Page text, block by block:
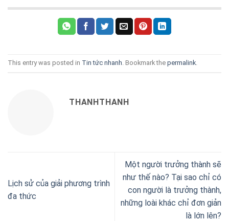
This entry was posted in Tin tức nhanh . Bookmark the permalink
THANHTHANH
Lịch sử của giải phương trình
đa thức
Một người trưởng thành sẽ
như thế nào? Tại sao chỉ có
con người là trưởng thành,
những loài khác chỉ đơn giản
là lớn lên?